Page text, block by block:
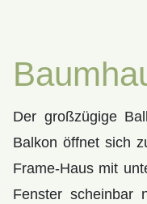
Der großzügige
Balkon öffnet sich
Frame-Haus mit
Fenster scheinbar